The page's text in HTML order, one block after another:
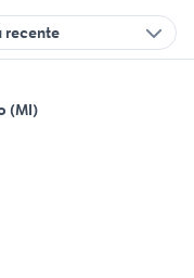
recente
(MI)